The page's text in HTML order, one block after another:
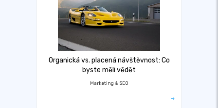
Organická vs. placená návštěvnost: Co
byste měli vědět
Marketing & SEO